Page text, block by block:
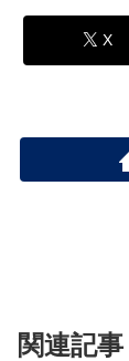
X
関連記事